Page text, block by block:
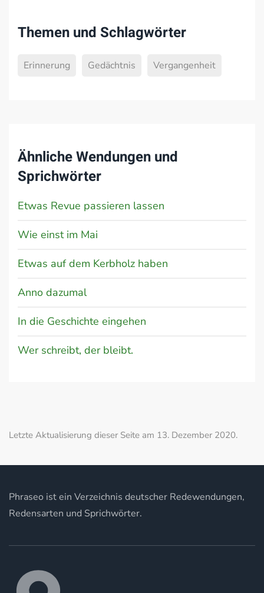
Themen und Schlagwörter
Erinnerung Gedächtnis Vergangenheit
Ähnliche Wendungen und
Sprichwörter
Etwas Revue passieren lassen
Wie einst im Mai
Etwas auf dem Kerbholz haben
Anno dazumal
In die Geschichte eingehen
Wer schreibt, der bleibt.
Letzte Aktualisierung dieser Seite am 13. Dezember 2020.
Phraseo ist ein Verzeichnis deutscher Redewendungen,
Redensarten und Sprichwörter.